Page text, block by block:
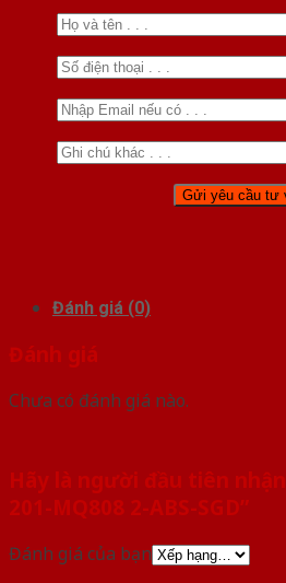
Đánh giá (0)
Đánh giá
Chưa có đánh giá nào.
Hãy là người đầu tiên nhận
201-MQ808 2-ABS-SGD”
Đánh giá của bạn